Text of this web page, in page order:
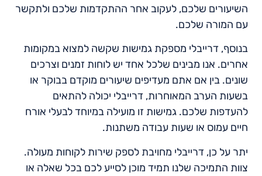
השיעורים שלכם, לעקוב אחר ההתקדמות שלכם ולתקשר
עם המורה שלכם.
בנוסף, דרייבלי מספקת גמישות שקשה למצוא במקומות
אחרים. אנו מבינים שלכל אחד יש לוחות זמנים וצרכים
שונים. בין אם אתם מעדיפים שיעורים מוקדם בבוקר או
בשעות הערב המאוחרות, דרייבלי יכולה להתאים
להעדפות שלכם. גמישות זו מועילה במיוחד לבעלי אורח
חיים עמוס או שעות עבודה משתנות.
יתר על כן, דרייבלי מחויבת לספק שירות לקוחות מעולה.
צוות התמיכה שלנו תמיד מוכן לסייע לכם בכל שאלה או